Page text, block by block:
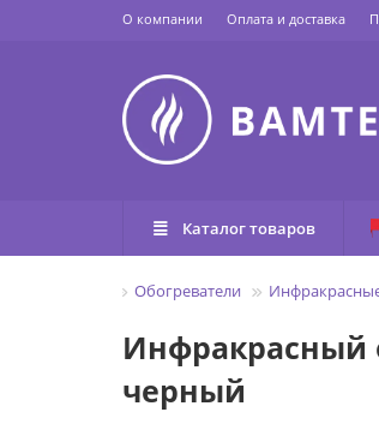
О компании Оплата и доставка
Каталог товаров
Обогреватели
Инфракрасный
черный